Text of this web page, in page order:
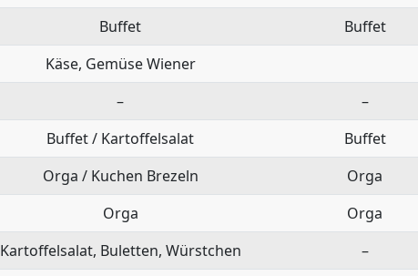
Buffet Buffet
Käse, Gemüse Wiener
– –
Buffet / Kartoffelsalat Buffet
Orga / Kuchen Brezeln Orga
Orga Orga
Kartoffelsalat, Buletten, Würstchen –